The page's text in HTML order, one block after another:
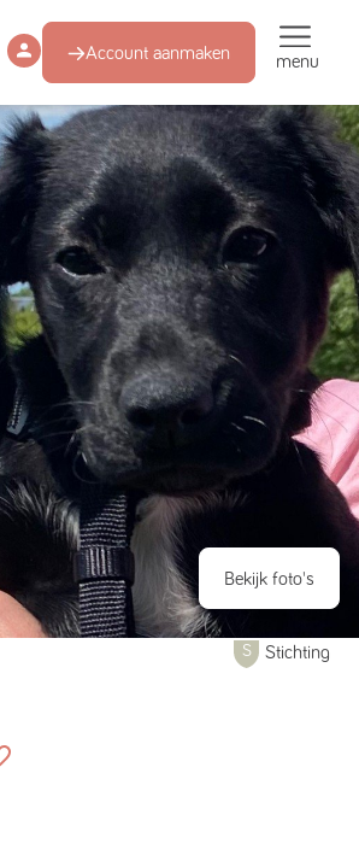
Account aanmaken menu
Bekijk foto's
Stichting